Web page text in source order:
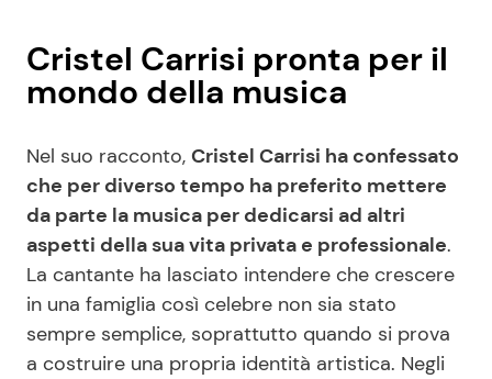
Cristel Carrisi pronta per il
mondo della musica
Nel suo racconto, Cristel Carrisi ha confessato
che per diverso tempo ha preferito mettere
da parte la musica per dedicarsi ad altri
aspetti della sua vita privata e professionale.
La cantante ha lasciato intendere che crescere
in una famiglia così celebre non sia stato
sempre semplice, soprattutto quando si prova
a costruire una propria identità artistica. Negli